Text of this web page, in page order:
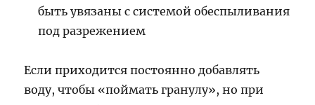
быть увязаны с системой обеспыливания
под разрежением
Если приходится постоянно добавлять
воду, чтобы «поймать гранулу», но при